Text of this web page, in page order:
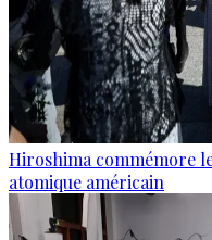
Hiroshima commémore
atomique américain